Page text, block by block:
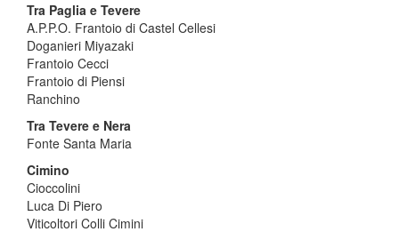
Tra Paglia e Tevere
A.P.P.O. Frantoio di Castel Cellesi
Doganieri Miyazaki
Frantoio Cecci
Frantoio di Piensi
Ranchino
Tra Tevere e Nera
Fonte Santa Maria
Cimino
Cioccolini
Luca Di Piero
Viticoltori Colli Cimini